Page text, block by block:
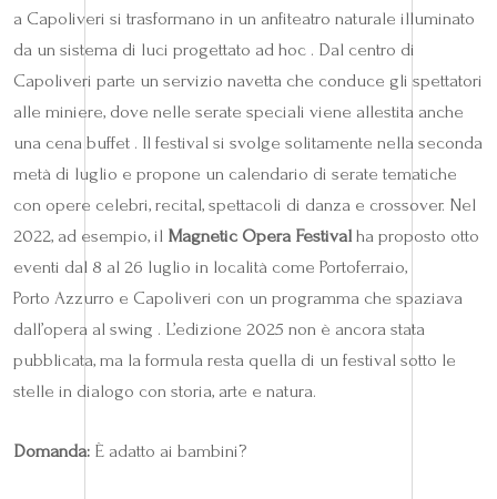
a Capoliveri si trasformano in un anfiteatro naturale illuminato
da un sistema di luci progettato ad hoc . Dal centro di
Capoliveri parte un servizio navetta che conduce gli spettatori
alle miniere, dove nelle serate speciali viene allestita anche
una cena buffet . Il festival si svolge solitamente nella seconda
metà di luglio e propone un calendario di serate tematiche
con opere celebri, recital, spettacoli di danza e crossover. Nel
2022, ad esempio, il Magnetic Opera Festivalha proposto otto
eventi dal 8 al 26 luglio in località come Portoferraio,
Porto Azzurro e Capoliveri con un programma che spaziava
dall’opera al swing . L’edizione 2025 non è ancora stata
pubblicata, ma la formula resta quella di un festival sotto le
stelle in dialogo con storia, arte e natura.
Domanda: È adatto ai bambini?